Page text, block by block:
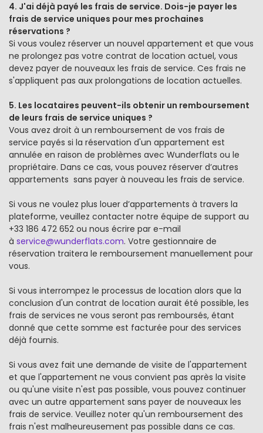
4. J'ai déjà payé les frais de service. Dois-je payer les
frais de service uniques pour mes prochaines
réservations ?
Si vous voulez réserver un nouvel appartement et que vous
ne prolongez pas votre contrat de location actuel, vous
devez payer de nouveaux les frais de service. Ces frais ne
s'appliquent pas aux prolongations de location actuelles.
5. Les locataires peuvent-ils obtenir un remboursement
de leurs frais de service uniques ?
Vous avez droit à un remboursement de vos frais de
service payés si la réservation d'un appartement est
annulée en raison de problèmes avec Wunderflats ou le
propriétaire. Dans ce cas, vous pouvez réserver d’autres
appartements sans payer à nouveau les frais de service.
Si vous ne voulez plus louer d’appartements à travers la
plateforme, veuillez contacter notre équipe de support au
+33 186 472 652 ou nous écrire par e-mail
à service@wunderflats.com. Votre gestionnaire de
réservation traitera le remboursement manuellement pour
vous.
Si vous interrompez le processus de location alors que la
conclusion d'un contrat de location aurait été possible, les
frais de services ne vous seront pas remboursés, étant
donné que cette somme est facturée pour des services
déjà fournis.
Si vous avez fait une demande de visite de l'appartement
et que l'appartement ne vous convient pas après la visite
ou qu'une visite n'est pas possible, vous pouvez continuer
avec un autre appartement sans payer de nouveaux les
frais de service. Veuillez noter qu'un remboursement des
frais n'est malheureusement pas possible dans ce cas.